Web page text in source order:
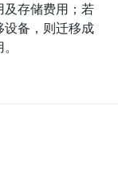
及存储费用；若
设备，则迁移成